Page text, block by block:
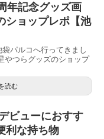
年記念グッズ画
ショップレポ【池
パルコへ行ってきまし
やつらグッズのショップ
読む
ビューにおすす
利な持ち物